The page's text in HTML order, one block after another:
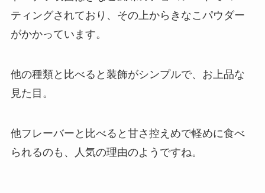
ティングされており、その上からきなこパウダー
がかかっています。
他の種類と比べると装飾がシンプルで、お上品な
見た目。
他フレーバーと比べると甘さ控えめで軽めに食べ
られるのも、人気の理由のようですね。